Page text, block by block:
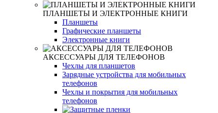
ПЛАНШЕТЫ И ЭЛЕКТРОННЫЕ КНИГИ
Планшеты
Графические планшеты
Электронные книги
АКСЕССУАРЫ ДЛЯ ТЕЛЕФОНОВ
Чехлы для планшетов
Зарядные устройства для мобильных
телефонов
Чехлы и покрытия для мобильных
телефонов